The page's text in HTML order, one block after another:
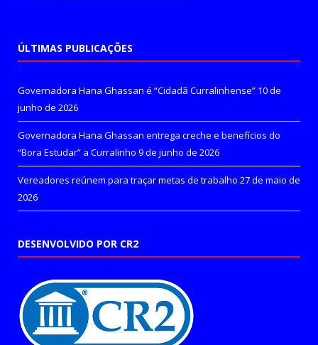
ÚLTIMAS PUBLICAÇÕES
Governadora Hana Ghassan é “Cidadã Curralinhense” 10 de
junho de 2026
Governadora Hana Ghassan entrega creche e benefícios do
“Bora Estudar” a Curralinho 9 de junho de 2026
Vereadores reúnem para traçar metas de trabalho 27 de maio de
2026
DESENVOLVIDO POR CR2